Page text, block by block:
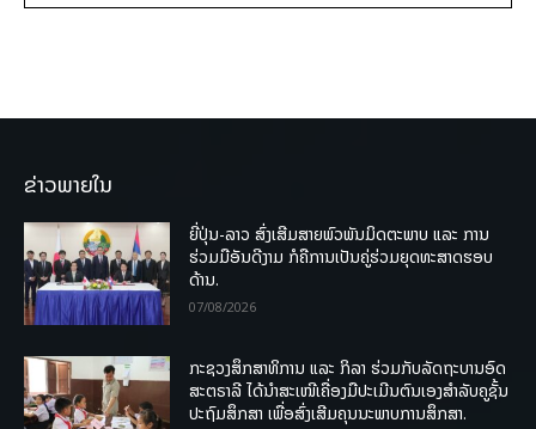
ຂ່າວພາຍໃນ
ຍີ່ປຸ່ນ-ລາວ ສົ່ງເສີມສາຍພົວພັນມິດຕະພາບ ແລະ ການ
ຮ່ວມມືອັນດີງາມ ກໍຄືການເປັນຄູ່ຮ່ວມຍຸດທະສາດຮອບ
ດ້ານ.
07/08/2026
ກະຊວງສຶກສາທິການ ແລະ ກິລາ ຮ່ວມກັບລັດຖະບານອົດ
ສະຕຣາລີ ໄດ້ນຳສະເໜີເຄື່ອງມືປະເມີນຕົນເອງສຳລັບຄູຊັ້ນ
ປະຖົມສຶກສາ ເພື່ອສົ່ງເສີມຄຸນນະພາບການສຶກສາ.